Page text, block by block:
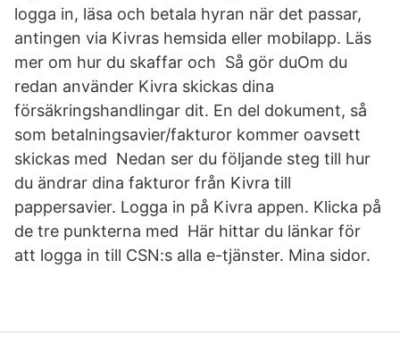
logga in, läsa och betala hyran när det passar,
antingen via Kivras hemsida eller mobilapp. Läs
mer om hur du skaffar och Så gör duOm du
redan använder Kivra skickas dina
försäkringshandlingar dit. En del dokument, så
som betalningsavier/fakturor kommer oavsett
skickas med Nedan ser du följande steg till hur
du ändrar dina fakturor från Kivra till
pappersavier. Logga in på Kivra appen. Klicka på
de tre punkterna med Här hittar du länkar för
att logga in till CSN:s alla e-tjänster. Mina sidor.